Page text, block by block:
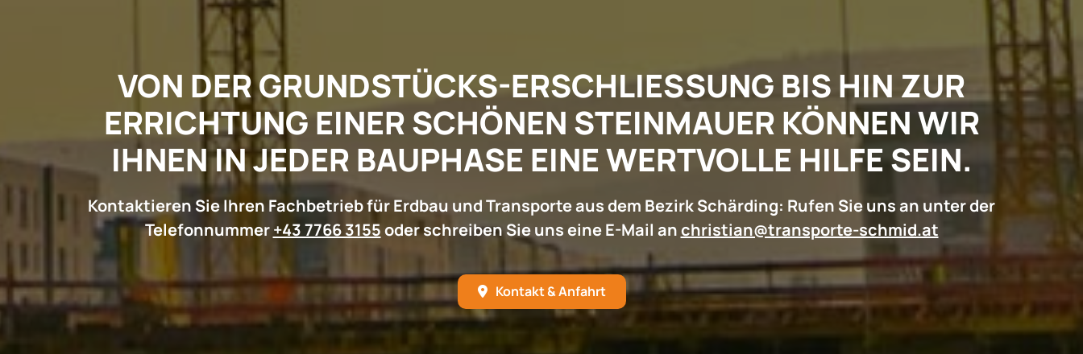
VON DER GRUNDSTÜCKS-ERSCHLIESSUNG BIS HIN ZUR E
RRICHTUNG EINER SCHÖNEN STEINMAUER KÖNNEN WIR I
HNEN IN JEDER BAUPHASE EINE WERTVOLLE HILFE SEIN.
Kontaktieren Sie Ihren Fachbetrieb für Erdbau und Transporte aus dem Bezirk Schärding: Rufen Sie uns an unter der
Telefonnummer+43 7766 3155oder schreiben Sie uns eine E-Mail anchristian@transporte-schmid.at
Kontakt & Anfahrt